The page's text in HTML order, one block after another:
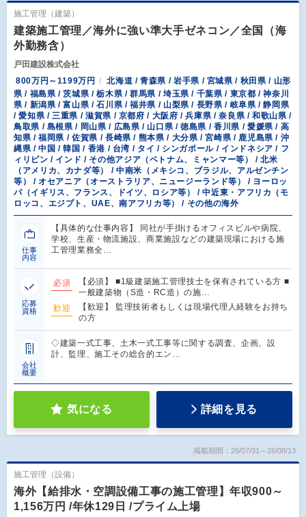
施工管理（建築）
建築施工管理／海外に強い準大手ゼネコン／全国（海
外勤務含）
戸田建設株式会社
800万円～1199万円
北海道 / 青森県 / 岩手県 / 宮城県 / 秋田県 / 山形
県 / 福島県 / 茨城県 / 栃木県 / 群馬県 / 埼玉県 / 千葉県 / 東京都 / 神奈川
県 / 新潟県 / 富山県 / 石川県 / 福井県 / 山梨県 / 長野県 / 岐阜県 / 静岡県
/ 愛知県 / 三重県 / 滋賀県 / 京都府 / 大阪府 / 兵庫県 / 奈良県 / 和歌山県 /
鳥取県 / 島根県 / 岡山県 / 広島県 / 山口県 / 徳島県 / 香川県 / 愛媛県 / 高
知県 / 福岡県 / 佐賀県 / 長崎県 / 熊本県 / 大分県 / 宮崎県 / 鹿児島県 / 沖
縄県 / 中国 / 韓国 / 香港 / 台湾 / タイ / シンガポール / インドネシア / フ
ィリピン / インド / その他アジア（ベトナム、ミャンマー等） / 北米
（アメリカ、カナダ等） / 中南米（メキシコ、ブラジル、アルゼンチン
等） / オセアニア（オーストラリア、ニュージーランド等） / ヨーロッ
パ（イギリス、フランス、ドイツ、ロシア等） / 中近東・アフリカ（モ
ロッコ、エジプト、UAE、南アフリカ等） / その他の海外
仕事
内容
【具体的な仕事内容】 同社が手掛けるオフィスビルや病院、
学校、生産・物流施設、商業施設などの建築現場における施
工管理業務全…
応募
資格
必須
【必須】 ■1級建築施工管理技士を保有されている方 ■
一般建築物（S造・RC造）の施…
歓迎
【歓迎】 監理技術者もしくは現場代理人経験をお持ち
の方
会社
概要
◇建築一式工事、土木一式工事等に関する調査、企画、設
計、監理、施工その総合的エン…
気になる 詳細を見る
掲載期間：26/07/31～26/08/13
施工管理（設備）
海外【給排水・空調設備工事の施工管理】年収900～
1,156万円 /年休129日 /プライム上場